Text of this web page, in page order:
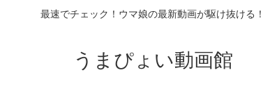
最速でチェック！ウマ娘の最新動画が駆け抜ける！
うまぴょい動画館